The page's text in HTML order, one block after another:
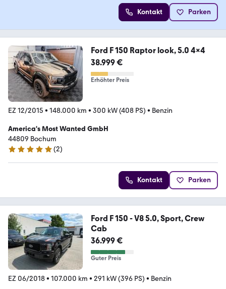
Kontakt Parken
Ford F 150 Raptor look, 5.0 4x4
38.999 €
Erhöhter Preis
EZ 12/2015 • 148.000 km • 300 kW (408 PS) • Benzin
America's Most Wanted GmbH
44809 Bochum
4.8 Sterne
(2)
Kontakt Parken
Ford F 150 - V8 5.0, Sport, Crew
Cab
36.999 €
Guter Preis
EZ 06/2018• 107.000 km • 291 kW (396 PS) • Benzin